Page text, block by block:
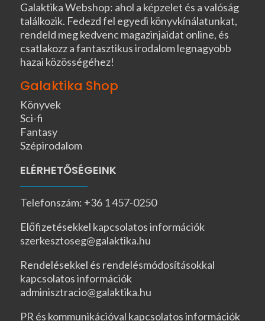
Galaktika Webshop: ahol a képzelet és a valóság
találkozik. Fedezd fel egyedi könyvkínálatunkat,
rendeld meg kedvenc magazinjaidat online, és
csatlakozz a fantasztikus irodalom legnagyobb
hazai közösségéhez!
Galaktika Shop
Könyvek
Sci-fi
Fantasy
Szépirodalom
ELÉRHETŐSÉGEINK
Telefonszám: +36 1 457-0250
Előfizetésekkel kapcsolatos információk
szerkesztoseg@galaktika.hu
Rendelésekkel és rendelésmódosításokkal
kapcsolatos információk
adminisztracio@galaktika.hu
PR és kommunikációval kapcsolatos információk